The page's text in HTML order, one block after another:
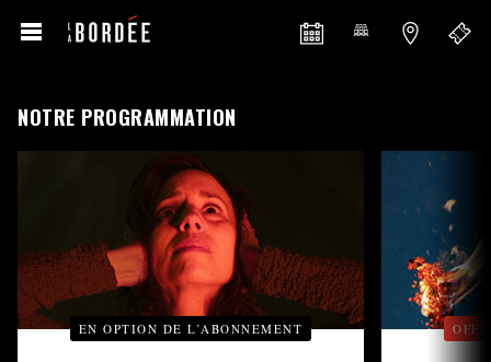
NOTRE PROGRAMMATION
EN OPTION DE L’ABONNEMENT